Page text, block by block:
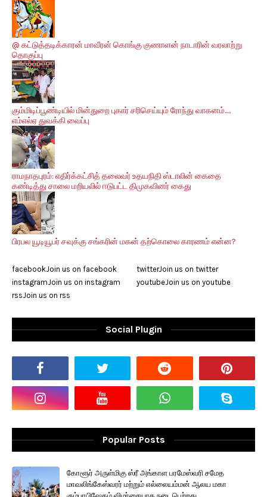
@ கட்டுத்தடிக்காரன் மாவீரன் கொங்கு குணாளன் நாடாரின் வரலாற்று
தொகுப்பு
கும்மிடிப்பூண்டியில் மின்துறை புகார் சரிசெய்யும் ரோந்து வாகனம்.....
எம்எல்ஏ துவக்கி வைப்பு
ராமநாதபுரம்: எதிர்க்கட்சித் தலைவர் உதயநிதி ஸ்டாலின் கைதை
கண்டித்து சாலை மறியலில் ஈடுபட்ட திமுகவினர் கைது
பிரபல யூடியூபர் சவுக்கு சங்கரின் மகன் தற்கொலை காரணம் என்ன?
facebookJoin us on facebook twitterJoin us on twitter
instagramJoin us on instagram youtubeJoin us on youtube
rssJoin us on rss
Social Plugin
Popular Posts
கோளூர் அருள்மிகு ஸ்ரீ அங்காள பரமேஸ்வரி சமேத
மாவலிங்கேஸ்வரர் மற்றும் எல்லையம்மன் ஆலய மகா
கும்பாபிஷேகம் விமர்சையாக நடைபெற்றது